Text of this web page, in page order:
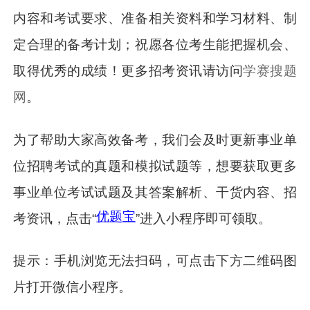
内容和考试要求、准备相关资料和学习材料、制
定合理的备考计划；祝愿各位考生能把握机会、
取得优秀的成绩！更多招考资讯请访问学赛搜题
网。
为了帮助大家高效备考，我们会及时更新事业单
位招聘考试的真题和模拟试题等，想要获取更多
事业单位考试试题及其答案解析、干货内容、招
考资讯，点击“优题宝”进入小程序即可领取。
提示：手机浏览无法扫码，可点击下方二维码图
片打开微信小程序。